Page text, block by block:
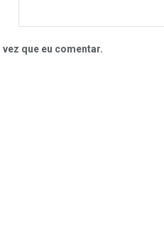
que eu comentar.